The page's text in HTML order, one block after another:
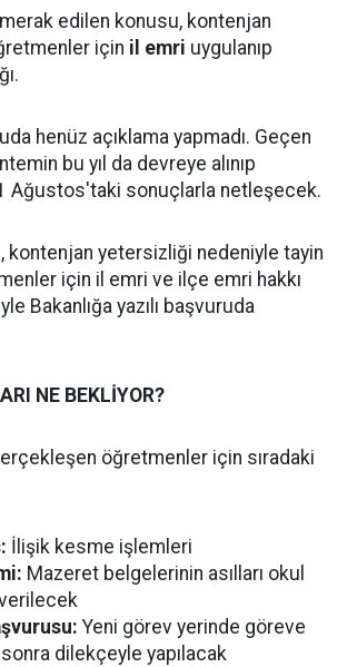
edilen konusu, kontenjan
için il emri uygulanıp
henüz açıklama yapmadı. Geçen
bu yıl da devreye alınıp
Ağustos'taki sonuçlarla netleşecek.
kontenjan yetersizliği nedeniyle tayin
için il emri ve ilçe emri hakkı
Bakanlığa yazılı başvuruda
NE BEKLİYOR?
öğretmenler için sıradaki
İlişik kesme işlemleri
Mazeret belgelerinin asılları okul
Yeni görev yerinde göreve
dilekçeyle yapılacak